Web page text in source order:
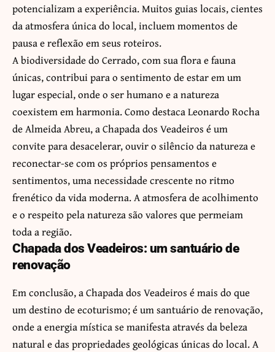
potencializam a experiência. Muitos guias locais, cientes
da atmosfera única do local, incluem momentos de
pausa e reflexão em seus roteiros.
A biodiversidade do Cerrado, com sua flora e fauna
únicas, contribui para o sentimento de estar em um
lugar especial, onde o ser humano e a natureza
coexistem em harmonia. Como destaca Leonardo Rocha
de Almeida Abreu, a Chapada dos Veadeiros é um
convite para desacelerar, ouvir o silêncio da natureza e
reconectar-se com os próprios pensamentos e
sentimentos, uma necessidade crescente no ritmo
frenético da vida moderna. A atmosfera de acolhimento
e o respeito pela natureza são valores que permeiam
toda a região.
Chapada dos Veadeiros: um santuário de
renovação
Em conclusão, a Chapada dos Veadeiros é mais do que
um destino de ecoturismo; é um santuário de renovação,
onde a energia mística se manifesta através da beleza
natural e das propriedades geológicas únicas do local. A